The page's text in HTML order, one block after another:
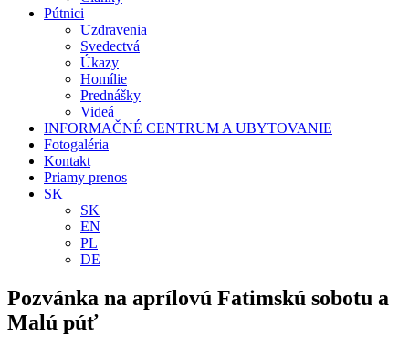
Pútnici
Uzdravenia
Svedectvá
Úkazy
Homílie
Prednášky
Videá
INFORMAČNÉ CENTRUM A UBYTOVANIE
Fotogaléria
Kontakt
Priamy prenos
SK
SK
EN
PL
DE
Pozvánka na aprílovú Fatimskú sobotu a
Malú púť